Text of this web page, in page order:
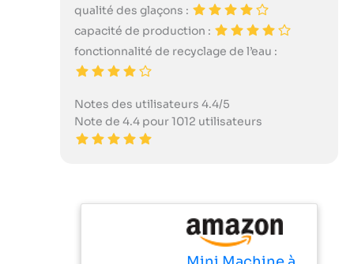
qualité des glaçons :
capacité de production :
fonctionnalité de recyclage de l’eau :
Notes des utilisateurs 4.4/5
Note de 4.4 pour 1012 utilisateurs